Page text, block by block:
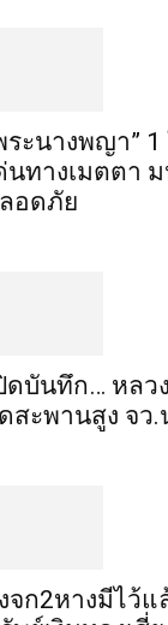
ระ​นาง​พญา”
นทางเมตตา​
อดภัย​
ดบันทึก… หลว
สะพานสูง​ จว
จก​2​หาง​มีไว้แ